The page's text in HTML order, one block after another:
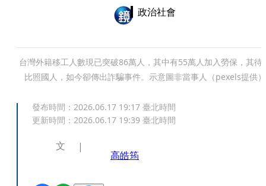
政治社會
台灣外籍移工人數現已突破86萬人，其中有55萬人加入勞保，其待
比照國人，如今卻傳出詐騙事件。示意圖非當事人（pexels提供）
發布時間： 2026.06.17 19:17 臺北時間
更新時間： 2026.06.17 19:39 臺北時間
文
高皓筠